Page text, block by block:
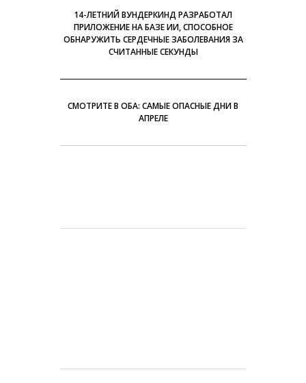
14-ЛЕТНИЙ ВУНДЕРКИНД РАЗРАБОТАЛ
ПРИЛОЖЕНИЕ НА БАЗЕ ИИ, СПОСОБНОЕ
ОБНАРУЖИТЬ СЕРДЕЧНЫЕ ЗАБОЛЕВАНИЯ ЗА
СЧИТАННЫЕ СЕКУНДЫ
СМОТРИТЕ В ОБА: САМЫЕ ОПАСНЫЕ ДНИ В
АПРЕЛЕ